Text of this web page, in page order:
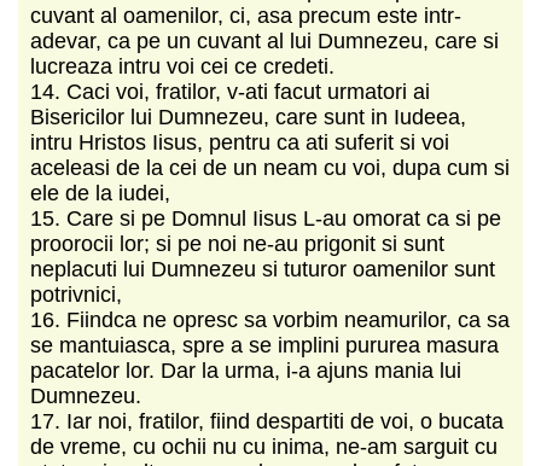
cuvant al oamenilor, ci, asa precum este intr-
adevar, ca pe un cuvant al lui Dumnezeu, care si
lucreaza intru voi cei ce credeti.
14. Caci voi, fratilor, v-ati facut urmatori ai
Bisericilor lui Dumnezeu, care sunt in Iudeea,
intru Hristos Iisus, pentru ca ati suferit si voi
aceleasi de la cei de un neam cu voi, dupa cum si
ele de la iudei,
15. Care si pe Domnul Iisus L-au omorat ca si pe
proorocii lor; si pe noi ne-au prigonit si sunt
neplacuti lui Dumnezeu si tuturor oamenilor sunt
potrivnici,
16. Fiindca ne opresc sa vorbim neamurilor, ca sa
se mantuiasca, spre a se implini pururea masura
pacatelor lor. Dar la urma, i-a ajuns mania lui
Dumnezeu.
17. Iar noi, fratilor, fiind despartiti de voi, o bucata
de vreme, cu ochii nu cu inima, ne-am sarguit cu